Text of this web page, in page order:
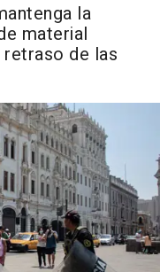
la
material
de las